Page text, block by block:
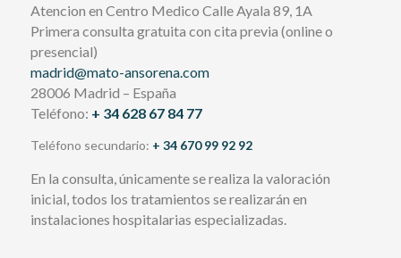
Atencion en Centro Medico Calle Ayala 89, 1A
Primera consulta gratuita con cita previa (online o
presencial)
madrid@mato-ansorena.com
28006 Madrid – España
Teléfono: + 34 628 67 84 77
Teléfono secundario: + 34 670 99 92 92
En la consulta, únicamente se realiza la valoración
inicial, todos los tratamientos se realizarán en
instalaciones hospitalarias especializadas.